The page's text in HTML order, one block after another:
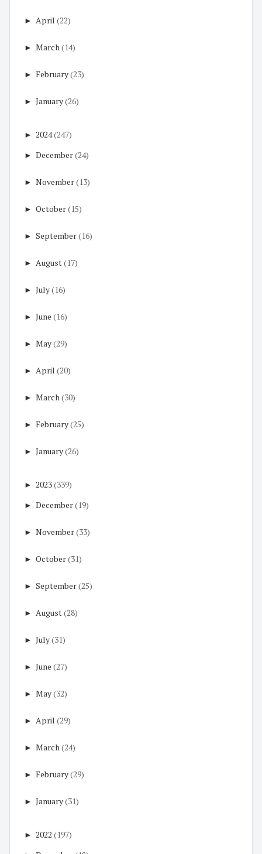
► April (22)
► March(14)
► February(23)
► January(26)
► 2024(247)
► December(24)
► November(13)
► October(15)
► September(16)
► August(17)
► July(16)
► June (16)
► May(29)
► April (20)
► March(30)
► February(25)
► January(26)
► 2023(339)
► December(19)
► November(33)
► October(31)
► September(25)
► August(28)
► July(31)
► June (27)
► May(32)
► April (29)
► March(24)
► February(29)
► January(31)
► 2022 (197)